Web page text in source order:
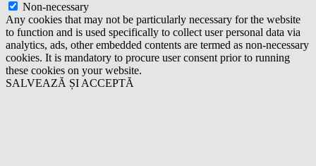
Non-necessary
Any cookies that may not be particularly necessary for the website
to function and is used specifically to collect user personal data via
analytics, ads, other embedded contents are termed as non-necessary
cookies. It is mandatory to procure user consent prior to running
these cookies on your website.
SALVEAZĂ ȘI ACCEPTĂ